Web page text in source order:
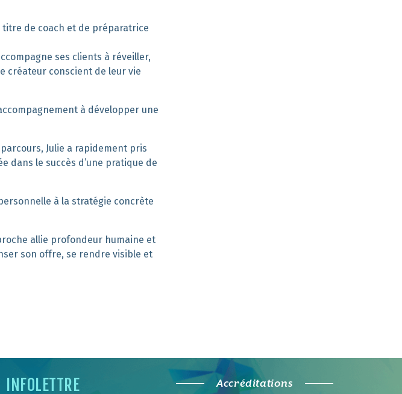
titre de coach et de préparatrice
ses clients à réveiller,
créateur conscient de leur vie
à développer une
Julie a rapidement pris
dans le succès d’une pratique de
à la stratégie concrète
allie profondeur humaine et
son offre, se rendre visible et
INFOLETTRE Accréditations